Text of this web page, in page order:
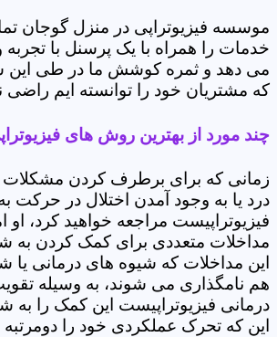
موسسه فیزیوتراپی در منزل گوجان
خدمات را همراه با یک پرسنل با
می دهد و ثمره کوشش ما در طی این
که مشتریان خود را توانسته ایم راضی
چند مورد از بهترین روش های
زمانی که برای برطرف کردن
درد یا به وجود آمدن اختلال در حرکت
فیزیوتراپیست مراجعه خواهید کرد، او
مداخلات متعددی برای کمک کردن به
این مداخلات که شیوه های درمانی یا
هم نامگذاری می شوند، به وسیله
درمانی فیزیوتراپیست این کمک را به
این که تحرک عملکردی خود را